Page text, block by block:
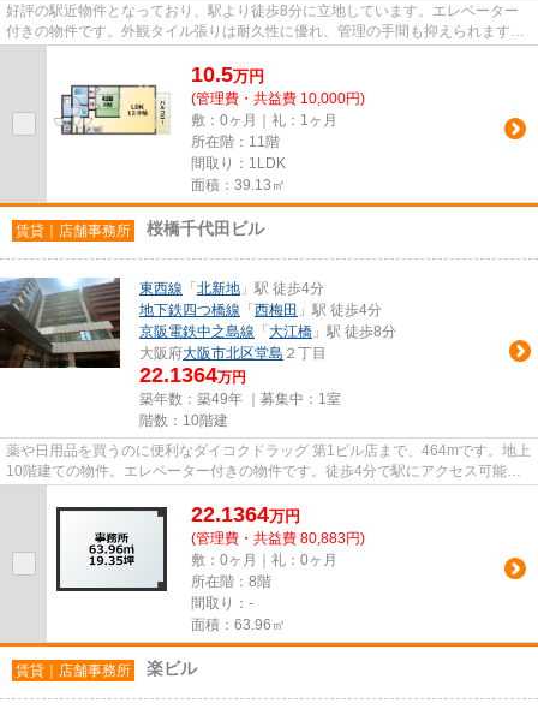
好評の駅近物件となっており、駅より徒歩8分に立地しています。エレベーター
付きの物件です。外観タイル張りは耐久性に優れ、管理の手間も抑えられます。
10.5万円
(管理費・共益費 10,000円)
敷：0ヶ月｜礼：1ヶ月
所在階：11階
間取り：1LDK
面積：39.13㎡
賃貸｜店舗事務所 桜橋千代田ビル
東西線 「 北新地 」駅 徒歩4分
地下鉄四つ橋線 「 西梅田 」駅 徒歩4分
京阪電鉄中之島線 「 大江橋 」駅 徒歩8分
大阪府大阪市北区堂島 ２丁目
22.1364万円
築年数：築49年 ｜募集中： 1室
階数：10階建
薬や日用品を買うのに便利なダイコクドラッグ 第1ビル店まで、464mです。地上
10階建ての物件。エレベーター付きの物件です。徒歩4分で駅にアクセス可能
22.1364万円
(管理費・共益費 80,883円)
敷：0ヶ月｜礼：0ヶ月
所在階：8階
間取り：-
面積：63.96㎡
賃貸｜店舗事務所 楽ビル